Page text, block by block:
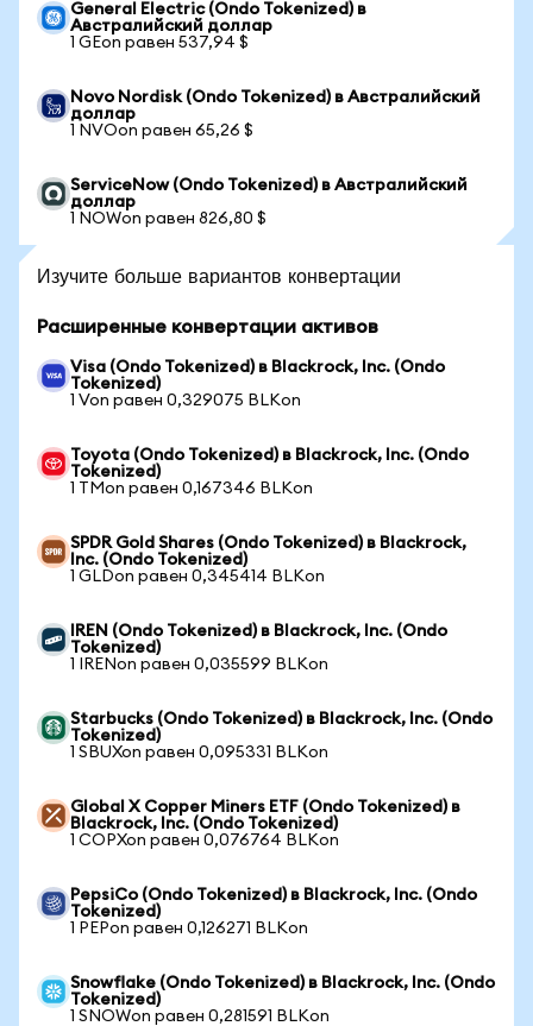
General Electric (Ondo Tokenized) в
Австралийский доллар
1 GEon равен 537,94 $
Novo Nordisk (Ondo Tokenized) в Австралийский
доллар
1 NVOon равен 65,26 $
ServiceNow (Ondo Tokenized) в Австралийский
доллар
1 NOWon равен 826,80 $
Изучите больше вариантов конвертации
Расширенные конвертации активов
Visa (Ondo Tokenized) в Blackrock, Inc. (Ondo
Tokenized)
1 Von равен 0,329075 BLKon
Toyota (Ondo Tokenized) в Blackrock, Inc. (Ondo
Tokenized)
1 TMon равен 0,167346 BLKon
SPDR Gold Shares (Ondo Tokenized) в Blackrock,
Inc. (Ondo Tokenized)
1 GLDon равен 0,345414 BLKon
IREN (Ondo Tokenized) в Blackrock, Inc. (Ondo
Tokenized)
1 IRENon равен 0,035599 BLKon
Starbucks (Ondo Tokenized) в Blackrock, Inc. (Ondo
Tokenized)
1 SBUXon равен 0,095331 BLKon
Global X Copper Miners ETF (Ondo Tokenized) в
Blackrock, Inc. (Ondo Tokenized)
1 COPXon равен 0,076764 BLKon
PepsiCo (Ondo Tokenized) в Blackrock, Inc. (Ondo
Tokenized)
1 PEPon равен 0,126271 BLKon
Snowflake (Ondo Tokenized) в Blackrock, Inc. (Ondo
Tokenized)
1 SNOWon равен 0,281591 BLKon